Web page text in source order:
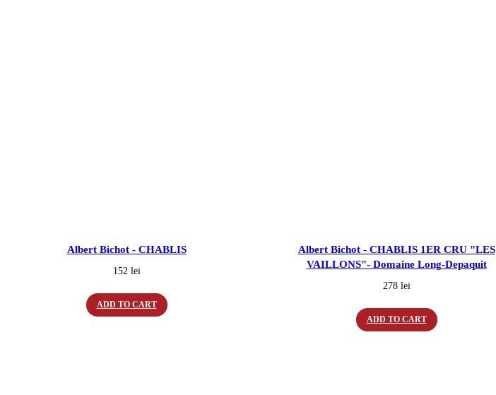
Albert Bichot - CHABLIS
152 lei
ADD TO CART
Albert Bichot - CHABLIS 1ER CRU "LES
VAILLONS"- Domaine Long-Depaquit
278 lei
ADD TO CART